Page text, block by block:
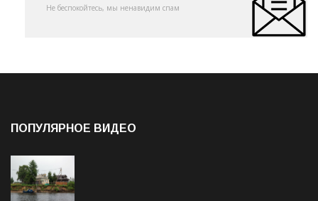
Не беспокойтесь, мы ненавидим спам
ПОПУЛЯРНОЕ ВИДЕО